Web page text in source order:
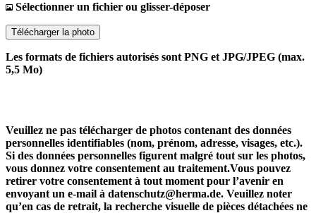
Sélectionner un fichier ou glisser-déposer
Télécharger la photo
Les formats de fichiers autorisés sont PNG et JPG/JPEG (max.
5,5 Mo)
Veuillez ne pas télécharger de photos contenant des données
personnelles identifiables (nom, prénom, adresse, visages, etc.).
Si des données personnelles figurent malgré tout sur les photos,
vous donnez votre consentement au traitement.Vous pouvez
retirer votre consentement à tout moment pour l’avenir en
envoyant un e-mail à datenschutz@herma.de. Veuillez noter
qu’en cas de retrait, la recherche visuelle de pièces détachées ne